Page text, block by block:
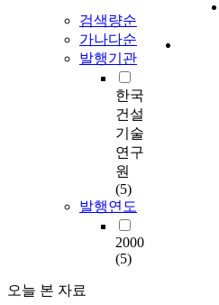
검색량순
가나다순
발행기관
한국
건설
기술
연구
원
(5)
발행연도
2000
(5)
오늘 본 자료